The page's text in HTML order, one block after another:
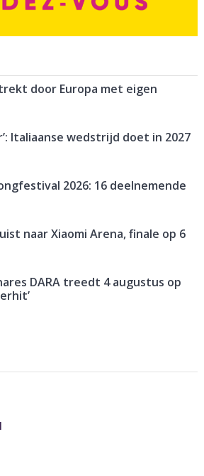
door Europa met eigen
Italiaanse wedstrijd doet in 2027
2026: 16 deelnemende
naar Xiaomi Arena, finale op 6
DARA treedt 4 augustus op